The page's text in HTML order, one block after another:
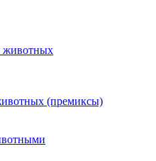
животных
(премиксы)